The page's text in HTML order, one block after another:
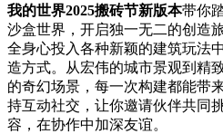
我的世界2025搬砖节新版本带你
沙盒世界，开启独一无二的创造
全身心投入各种新颖的建筑玩法
造方式。从宏伟的城市景观到精
的奇幻场景，每一次构建都能带
持互动社交，让你邀请伙伴共同
容，在协作中加深友谊。